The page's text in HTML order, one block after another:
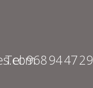
Tel: 968 94 47 29